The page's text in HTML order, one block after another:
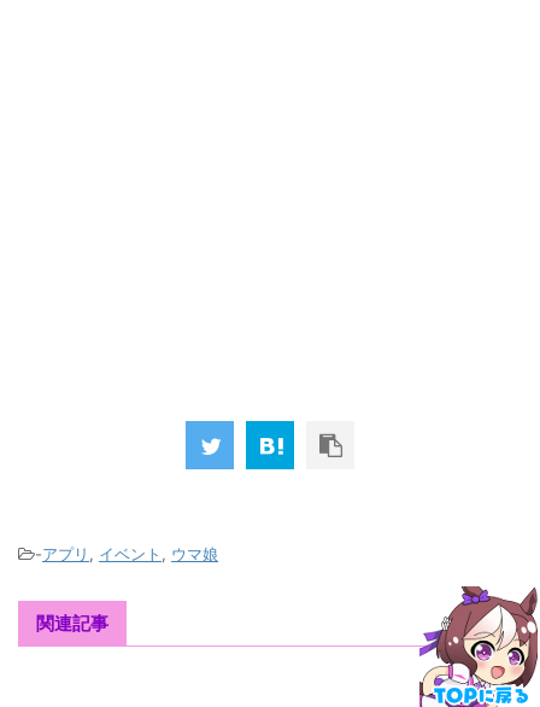
-アプリ , イベント , ウマ娘
関連記事